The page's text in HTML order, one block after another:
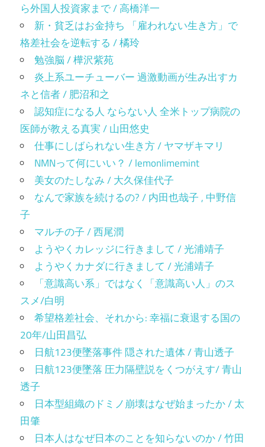
ら外国人投資家まで / 高橋洋一
新・貧乏はお金持ち 「雇われない生き方」で
格差社会を逆転する / 橘玲
勉強脳 / 樺沢紫苑
炎上系ユーチューバー 過激動画が生み出すカ
ネと信者 / 肥沼和之
認知症になる人 ならない人 全米トップ病院の
医師が教える真実 / 山田悠史
仕事にしばられない生き方 / ヤマザキマリ
NMNって何にいい？ / lemonlimemint
美女のたしなみ / 大久保佳代子
なんで家族を続けるの? / 内田也哉子 , 中野信
子
マルチの子 / 西尾潤
ようやくカレッジに行きまして / 光浦靖子
ようやくカナダに行きまして / 光浦靖子
「意識高い系」ではなく「意識高い人」のス
スメ/白明
希望格差社会、それから: 幸福に衰退する国の
20年/山田昌弘
日航123便墜落事件 隠された遺体 / 青山透子
日航123便墜落 圧力隔壁説をくつがえす/ 青山
透子
日本型組織のドミノ崩壊はなぜ始まったか / 太
田肇
日本人はなぜ日本のことを知らないのか / 竹田